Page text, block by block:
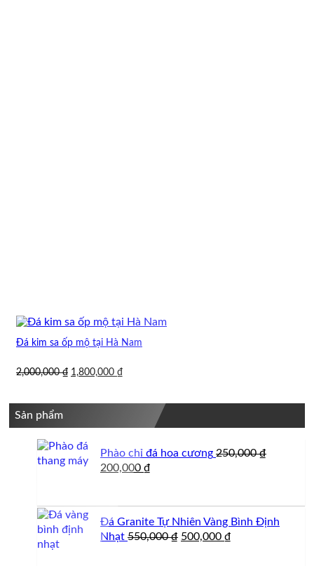
Đá kim sa ốp mộ tại Hà Nam
2,000,000₫ Giá
1,800,000 ₫Giá
1,800,000 ₫.
Sản phẩm
Phào chỉ đá hoa cương 250,000₫
Giá
200,000 ₫
200,000 ₫.
Đá Granite Tự Nhiên Vàng Bình Định
Nhạt 550,000₫ Giá
500,000 ₫